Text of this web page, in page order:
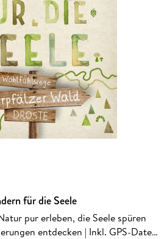
für die Seele
pur erleben, die Seele spüren
entdecken | Inkl. GPS-Daten